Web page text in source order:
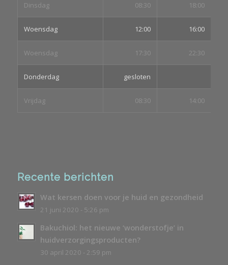
Dinsdag 08:30 18:00
Woensdag 12:00 16:00
Woensdag 17:30 22:30
Donderdag gesloten
Vrijdag 08:30 14:00
Recente berichten
Wat kersen doen voor je huid en gezondheid
21 juni 2020 - 5:26 pm
Bakuchiol: het nieuwe ‘wonderstofje’ in
huidverzorgingsproducten?
30 april 2020 - 2:59 pm